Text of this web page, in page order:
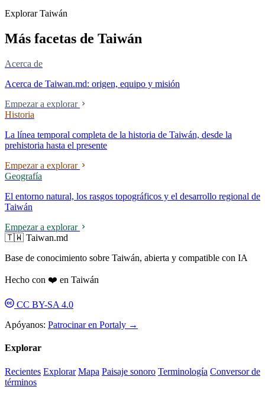
mercado.
Explorar Taiwán
Más facetas de Taiwán
Acerca de
Acerca de Taiwan.md: origen, equipo y misión
Empezar a explorar
Historia
La línea temporal completa de la historia de Taiwán, desde la
prehistoria hasta el presente
Empezar a explorar
Geografía
El entorno natural, los rasgos topográficos y el desarrollo regional de
Taiwán
Empezar a explorar
🇹🇼 Taiwan.md
Base de conocimiento sobre Taiwán, abierta y compatible con IA
Hecho con ❤️ en Taiwán
CC BY-SA 4.0
Apóyanos: Patrocinar en Portaly →
Explorar
Recientes Explorar Mapa Paisaje sonoro Terminología Conversor de
términos